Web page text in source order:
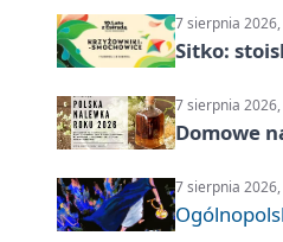
7 sierpnia
Sitko:
7 sierpnia
Domowe
7 sierpnia